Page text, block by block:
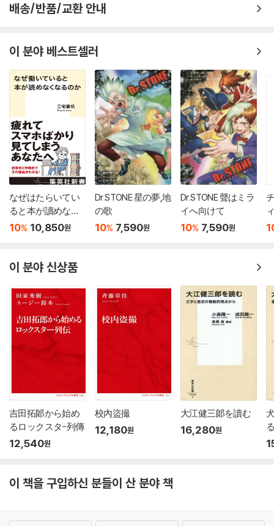
배송/반품/교환 안내
이 분야 베스트셀러
なぜはたらいてい
ると本が讀めなく
なるのか
10% 10,850원
Dr.STONE 星の夢,地
の歌
10% 7,590원
Dr.STONE 聲はミラ
イへ向けて
10% 7,590원
이 분야 신상품
吉田拓郞から始め
るロックスタ-列傳
12,540원
校內盜撮
12,180원
大江健三郞を讀む
16,280원
이 책을 구입하신 분들이 산 분야 책